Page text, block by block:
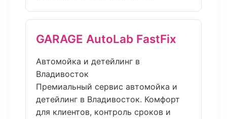
GARAGE AutoLab FastFix
Автомойка и детейлинг в
Владивосток
Премиальный сервис автомойка и
детейлинг в Владивосток. Комфорт
для клиентов, контроль сроков и